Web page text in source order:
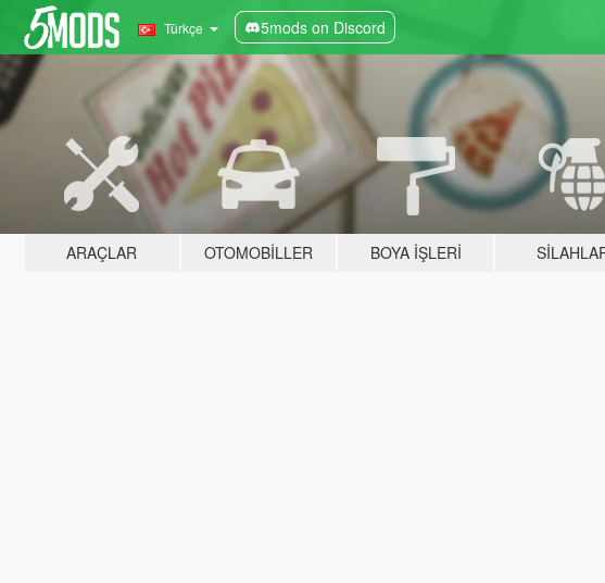
Türkçe 5mods on Discord
ARAÇLAR OTOMOBILLER BOYA İŞLERI